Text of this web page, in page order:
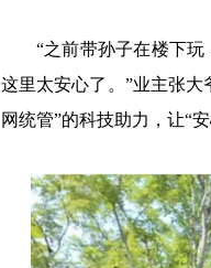
“之前带孙子在楼下
这里太安心了。”业主张
网统管”的科技助力，让“